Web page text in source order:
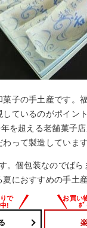
子の手土産です。
しているのがポイン
を超える老舗菓子
って製造しています
。個包装なのでばら
におすすめの手土産